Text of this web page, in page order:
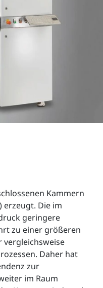
Kammern
erzeugt. Die im
geringere
zu einer größeren
vergleichsweise
Daher hat
zur
im Raum